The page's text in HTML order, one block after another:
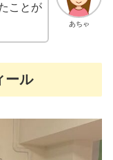
あちゃ
ことが
ール